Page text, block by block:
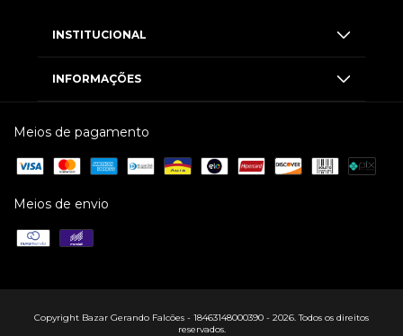
INSTITUCIONAL
INFORMAÇÕES
Meios de pagamento
Meios de envio
Copyright Bazar Gerando Falcões - 18463148000390 - 2026. Todos os direitos
reservados.